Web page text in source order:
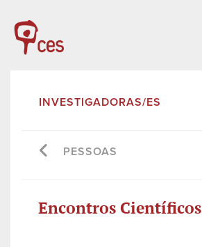
INVESTIGADORAS/ES
PESSOAS
Encontros Científicos